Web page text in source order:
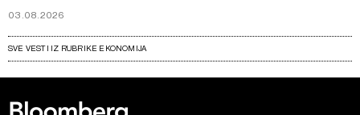
03.08.2026
SVE VESTI IZ RUBRIKE EKONOMIJA